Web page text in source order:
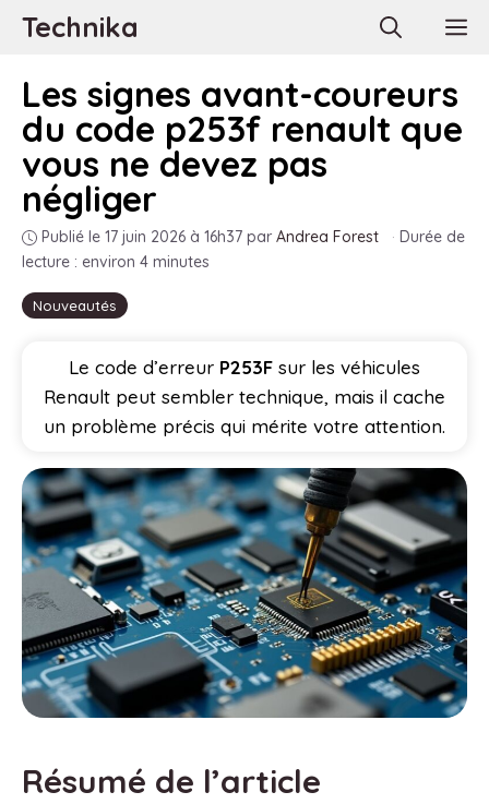
AllerTechnika
Nouveautés
Les signes avant-coureurs
du code p253f renault que
vous ne devez pas
négliger
Publié le 17 juin 2026 à 16h37 par Andrea Forest · Durée de
lecture : environ 4 minutes
Le code d’erreur P253F sur les véhicules
Renault peut sembler technique, mais il cache
un problème précis qui mérite votre attention.
Résumé de l’article